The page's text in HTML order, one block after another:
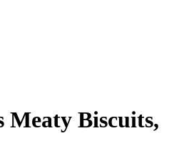
Meaty Biscuits,